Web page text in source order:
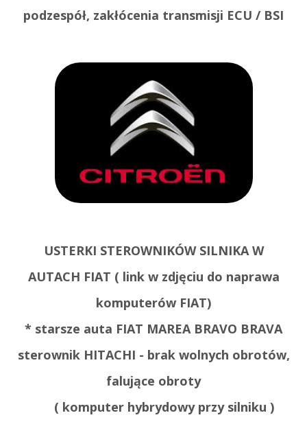
podzespół, zakłócenia transmisji ECU / BSI
USTERKI STEROWNIKÓW SILNIKA W
AUTACH FIAT ( link w zdjęciu do naprawa
komputerów FIAT)
* starsze auta FIAT MAREA BRAVO BRAVA
sterownik HITACHI - brak wolnych obrotów,
falujące obroty
( komputer hybrydowy przy silniku )